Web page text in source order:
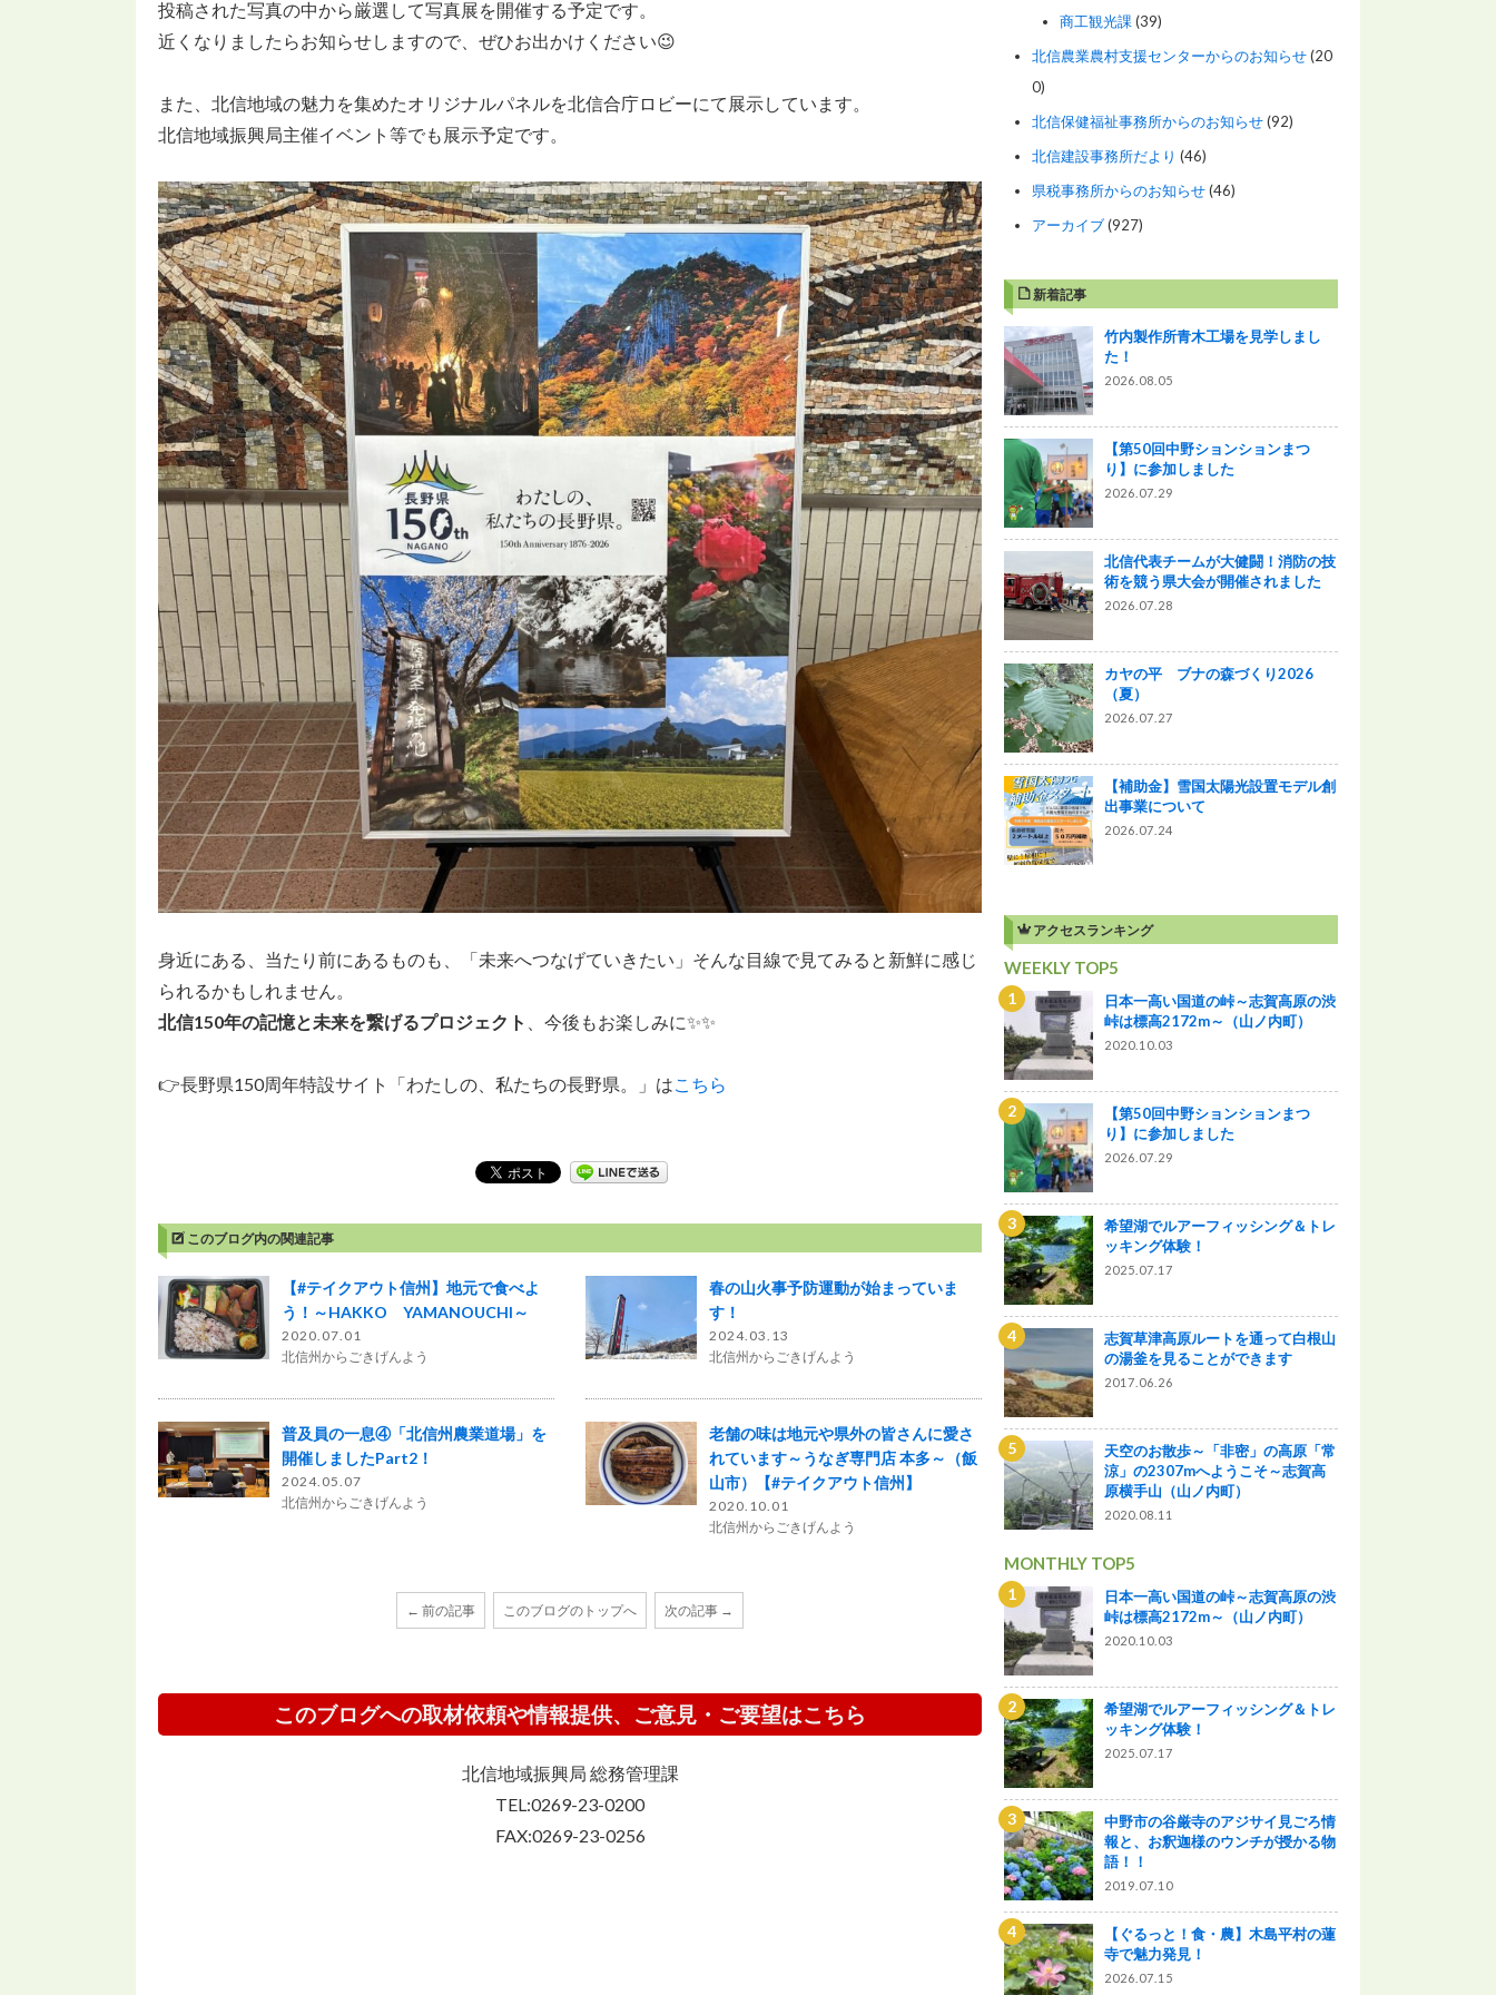
投稿された写真の中から厳選して写真展を開催する予定です。
近くなりましたらお知らせしますので、ぜひお出かけください😉
また、北信地域の魅力を集めたオリジナルパネルを北信合庁ロビーにて展示しています。
北信地域振興局主催イベント等でも展示予定です。
身近にある、当たり前にあるものも、「未来へつなげていきたい」そんな目線で見てみると新鮮に感じ
られるかもしれません。
北信150年の記憶と未来を繋げるプロジェクト
、今後もお楽しみに✨✨
👉長野県150周年特設サイト「わたしの、私たちの長野県。」はこちら
このブログ内の関連記事
【#テイクアウト信州】地元で食べよ
う！～HAKKO YAMANOUCHI～
2020.07.01
北信州からごきげんよう
春の山火事予防運動が始まっていま
す！
2024.03.13
北信州からごきげんよう
普及員の一息④「北信州農業道場」を
開催しましたPart2！
2024.05.07
北信州からごきげんよう
老舗の味は地元や県外の皆さんに愛さ
れています～うなぎ専門店 本多～（飯
山市）【#テイクアウト信州】
2020.10.01
北信州からごきげんよう
← 前の記事 このブログのトップへ 次の記事 →
このブログへの取材依頼や情報提供、ご意見・ご要望はこちら
北信地域振興局 総務管理課
TEL:0269-23-0200
FAX:0269-23-0256
商工観光課(39)
北信農業農村支援センターからのお知らせ(20
0)
北信保健福祉事務所からのお知らせ(92)
北信建設事務所だより (46)
県税事務所からのお知らせ(46)
アーカイブ(927)
新着記事
竹内製作所青木工場を見学しまし
た！
2026.08.05
【第50回中野ションションまつ
り】に参加しました
2026.07.29
北信代表チームが大健闘！消防の技
術を競う県大会が開催されました
2026.07.28
カヤの平 ブナの森づくり2026
（夏）
2026.07.27
【補助金】雪国太陽光設置モデル創
出事業について
2026.07.24
アクセスランキング
WEEKLY TOP5
日本一高い国道の峠～志賀高原の渋
峠は標高2172m～（山ノ内町）
2020.10.03
【第50回中野ションションまつ
り】に参加しました
2026.07.29
希望湖でルアーフィッシング＆トレ
ッキング体験！
2025.07.17
志賀草津高原ルートを通って白根山
の湯釜を見ることができます
2017.06.26
天空のお散歩～「非密」の高原「常
涼」の2307mへようこそ～志賀高
原横手山（山ノ内町）
2020.08.11
MONTHLY TOP5
日本一高い国道の峠～志賀高原の渋
峠は標高2172m～（山ノ内町）
2020.10.03
希望湖でルアーフィッシング＆トレ
ッキング体験！
2025.07.17
中野市の谷厳寺のアジサイ見ごろ情
報と、お釈迦様のウンチが授かる物
語！！
2019.07.10
【ぐるっと！食・農】木島平村の蓮
寺で魅力発見！
2026.07.15